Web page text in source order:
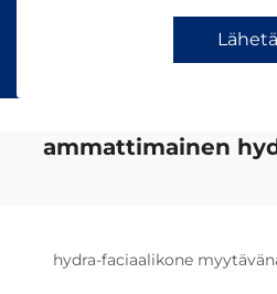
Lähetä
ammattimainen
hydra-faciaalikone